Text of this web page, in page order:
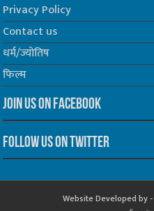
Privacy Policy
Contact us
धर्म/ज्योतिष
फिल्म
Join us on Facebook
Follow us on Twitter
Website Developed by -